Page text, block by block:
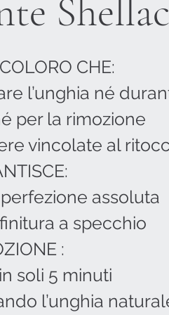
CHE:
l’unghia né
per la rimozione
vincolate al
assoluta
a specchio
:
soli 5 minuti
l’unghia